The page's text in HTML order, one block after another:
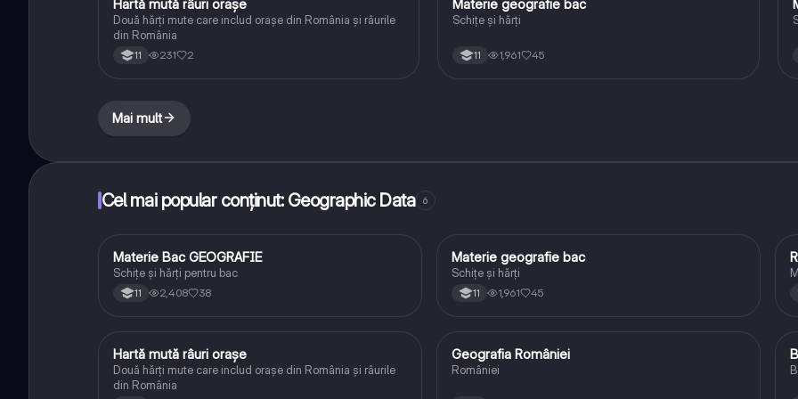
Geografie
Hartă mută râuri orașe
Două hărți mute care includ orașe din România și râurile
din România
11 231 2
Geografie
Materie geografie bac
Schițe și hărți
11 1,961 45
Mai mult
Cel mai popular conținut: Geographic Data 6
Geografie
Materie Bac GEOGRAFIE
Schițe și hărți pentru bac
11 2,408 38
Geografie
Materie geografie bac
Schițe și hărți
11 1,961 45
Geografie
Hartă mută râuri orașe
Două hărți mute care includ orașe din România și râurile
din România
Geografie
Geografia României
României